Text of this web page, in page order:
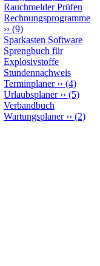
Rauchmelder Prüfen
Rechnungsprogramme
›› (9)
Sparkasten Software
Sprengbuch für
Explosivstoffe
Stundennachweis
Terminplaner›› (4)
Urlaubsplaner›› (5)
Verbandbuch
Wartungsplaner›› (2)